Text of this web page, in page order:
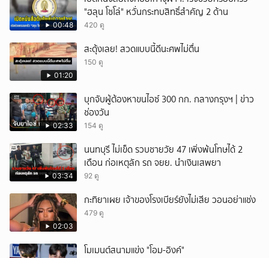
00:48
"ฮลุน โซโล่" หวั่นกระทบสิทธิ์สำคัญ 2 ด้าน
420 ดู
01:20
สะดุ้งเลย! สวดแบบนี้ดีนะศพไม่ตื่น
150 ดู
02:33
บุกจับผู้ต้องหาขนไอซ์ 300 กก. กลางกรุงฯ | ข่าว
ช่องวัน
154 ดู
03:34
นนทบุรี ไม่เข็ด รวบชายวัย 47 เพิ่งพ้นโทษได้ 2
เดือน ก่อเหตุลัก รถ จยย. นำเงินเสพยา
92 ดู
02:03
กะทิยาเผย เจ้าของโรงเบียร์ยังไม่เสีย วอนอย่าแช่ง
479 ดู
โมเมนต์สนามแข่ง "โอม-อิงค์"
ยกเลิก